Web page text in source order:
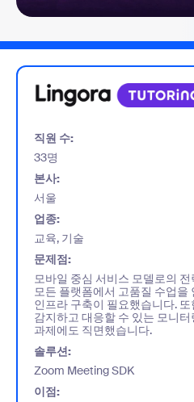
직원 수:
33명
본사:
서울
업종:
교육, 기술
문제점:
모바일 중심 서비스 모델로의
모든 플랫폼에서 고품질 수업을
인프라 구축이 필요했습니다.
감지하고 대응할 수 있는 모니
과제에도 직면했습니다.
솔루션:
Zoom Meeting SDK
이점: